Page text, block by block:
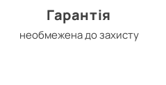
Гарантія
необмежена до захисту